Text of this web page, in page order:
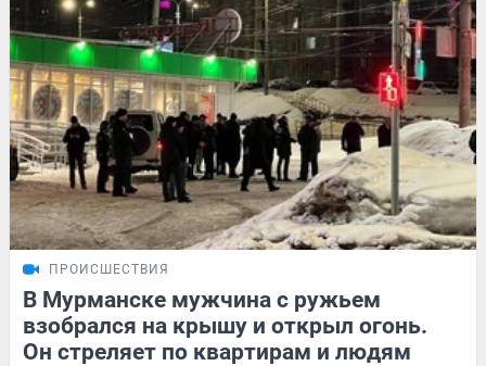
ПРОИСШЕСТВИЯ
В Мурманске мужчина с ружьем
взобрался на крышу и открыл огонь.
Он стреляет по квартирам и людям